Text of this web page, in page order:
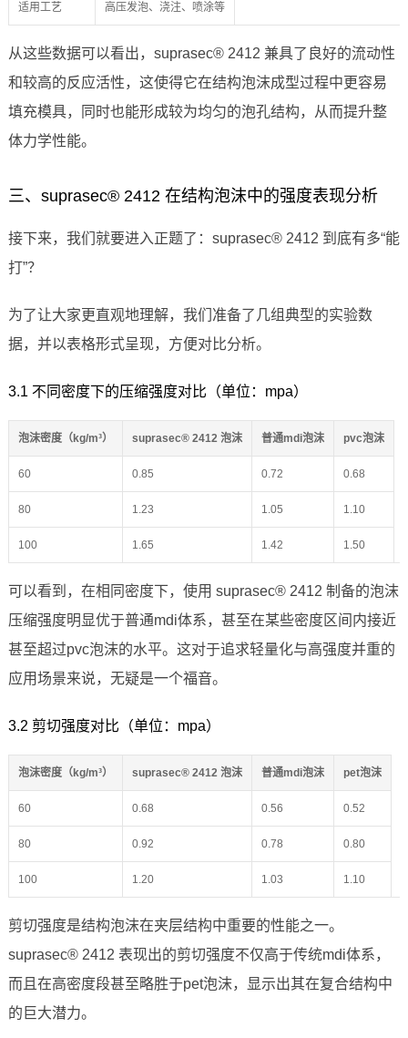
适用工艺 高压发泡、浇注、喷涂等
从这些数据可以看出，suprasec® 2412 兼具了良好的流动性
和较高的反应活性，这使得它在结构泡沫成型过程中更容易
填充模具，同时也能形成较为均匀的泡孔结构，从而提升整
体力学性能。
三、suprasec® 2412 在结构泡沫中的强度表现分析
接下来，我们就要进入正题了：suprasec® 2412 到底有多“能
打”？
为了让大家更直观地理解，我们准备了几组典型的实验数
据，并以表格形式呈现，方便对比分析。
3.1 不同密度下的压缩强度对比（单位：mpa）
泡沫密度（kg/m³） suprasec® 2412 泡沫 普通mdi泡沫 pvc泡沫
60 0.85 0.72 0.68
80 1.23 1.05 1.10
100 1.65 1.42 1.50
可以看到，在相同密度下，使用 suprasec® 2412 制备的泡沫
压缩强度明显优于普通mdi体系，甚至在某些密度区间内接近
甚至超过pvc泡沫的水平。这对于追求轻量化与高强度并重的
应用场景来说，无疑是一个福音。
3.2 剪切强度对比（单位：mpa）
泡沫密度（kg/m³） suprasec® 2412 泡沫 普通mdi泡沫 pet泡沫
60 0.68 0.56 0.52
80 0.92 0.78 0.80
100 1.20 1.03 1.10
剪切强度是结构泡沫在夹层结构中重要的性能之一。
suprasec® 2412 表现出的剪切强度不仅高于传统mdi体系，
而且在高密度段甚至略胜于pet泡沫，显示出其在复合结构中
的巨大潜力。